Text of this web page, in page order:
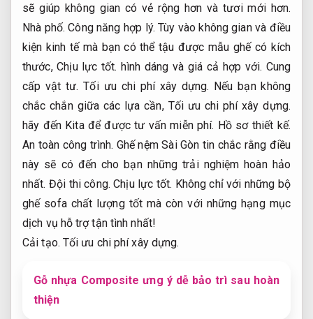
sẽ giúp không gian có vẻ rộng hơn và tươi mới hơn.
Nhà phố. Công năng hợp lý. Tùy vào không gian và điều
kiện kinh tế mà bạn có thể tậu được mẫu ghế có kích
thước,Chịu lực tốt. hình dáng và giá cả hợp với. Cung
cấp vật tư. Tối ưu chi phí xây dựng. Nếu bạn không
chắc chắn giữa các lựa cần, Tối ưu chi phí xây dựng.
hãy đến Kita để được tư vấn miễn phí. Hồ sơ thiết kế.
An toàn công trình. Ghế nệm Sài Gòn tin chắc rằng điều
này sẽ có đến cho bạn những trải nghiệm hoàn hảo
nhất. Đội thi công. Chịu lực tốt. Không chỉ với những bộ
ghế sofa chất lượng tốt mà còn với những hạng mục
dịch vụ hỗ trợ tận tình nhất!
Cải tạo. Tối ưu chi phí xây dựng.
Gỗ nhựa Composite ưng ý dễ bảo trì sau hoàn
thiện